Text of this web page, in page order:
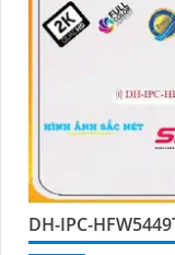
DH-IPC-